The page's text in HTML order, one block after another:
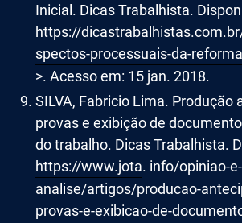
Inicial. Dicas Trabalhista.
https://
spectos-processuais-da-
>. Acesso em: 15 jan. 2018.
SILVA, Fabricio Lima. Produção
provas e exibição de
do trabalho. Dicas Trabalhista.
https://www.jota. info/opiniao-e-
analise/artigos/producao-
provas-e-exibicao-de-